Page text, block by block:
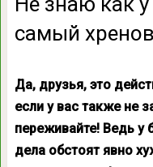
самый
Да, друзья, это
если у вас также не
переживайте! Ведь у
дела обстоят явно